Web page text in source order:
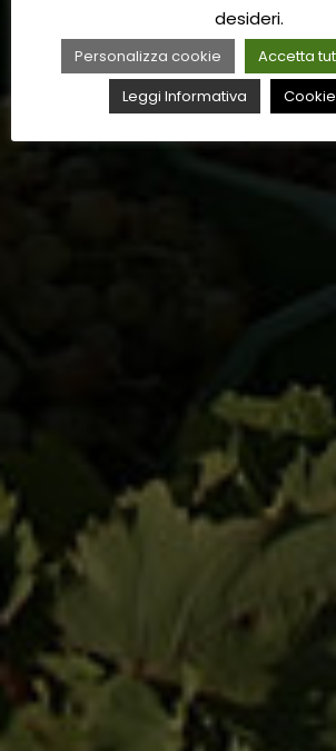
desideri.
Personalizza cookie Accetta
Leggi Informativa